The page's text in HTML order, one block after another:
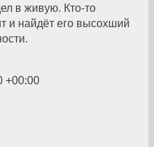
в живую. Кто-то
и найдёт его высохший
+00:00